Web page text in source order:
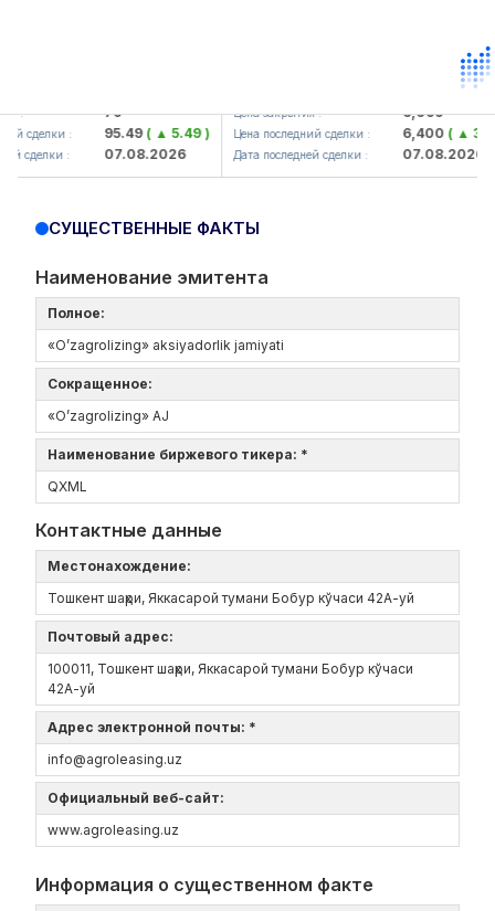
79
сделки : 95.49( ▲ 5.49 )
сделки : 07.08.2026
Цена закрытия : 6,099
Цена последний сделки : 6,400( ▲
Дата последней сделки : 07.08.2026
СУЩЕСТВЕННЫЕ ФАКТЫ
Наименование эмитента
Полное:
«O’zagrolizing» aksiyadorlik jamiyati
Сокращенное:
«O’zagrolizing» AJ
Наименование биржевого тикера: *
QXML
Контактные данные
Местонахождение:
Тошкент шаҳри, Яккасарой тумани Бобур кўчаси 42А-уй
Почтовый адрес:
100011, Тошкент шаҳри, Яккасарой тумани Бобур кўчаси
42А-уй
Адрес электронной почты: *
info@agroleasing.uz
Официальный веб-сайт:
www.agroleasing.uz
Информация о существенном факте